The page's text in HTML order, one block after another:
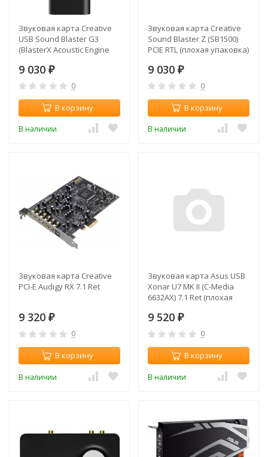
Звуковая карта Creative
USB Sound Blaster G3
(BlasterX Acoustic Engine
9 030 ₽
0
В корзину
В наличии
Звуковая карта Creative
Sound Blaster Z (SB1500)
PCIE RTL (плохая упаковка)
9 030 ₽
0
В корзину
В наличии
Звуковая карта Creative
PCI-E Audigy RX 7.1 Ret
9 320 ₽
0
В корзину
В наличии
Звуковая карта Asus USB
Xonar U7 MK II (C-Media
6632AX) 7.1 Ret (плохая
9 520 ₽
0
В корзину
В наличии